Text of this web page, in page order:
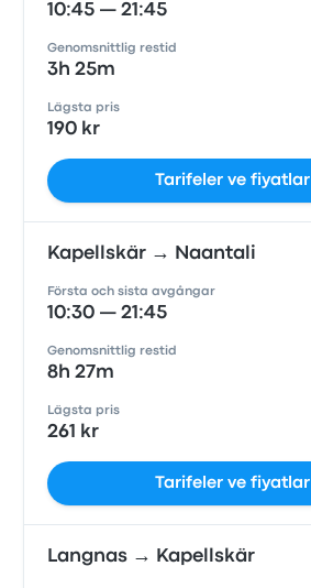
10:45 — 21:45
Genomsnittlig restid
3h 25m
Lägsta pris
190 kr
Tarifeler ve fiyatlar
Kapellskär → Naantali
Första och sista avgångar
10:30 — 21:45
Genomsnittlig restid
8h 27m
Lägsta pris
261 kr
Tarifeler ve fiyatlar
Langnas → Kapellskär